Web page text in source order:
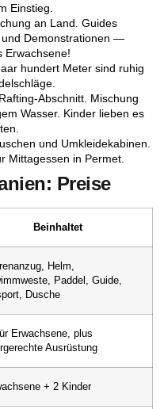
Einstieg.
an Land. Guides
Demonstrationen —
Erwachsene!
hundert Meter sind ruhig
Abschnitt. Mischung
Wasser. Kinder lieben es
und Umkleidekabinen.
Mittagessen in Permet.
Preise
Beinhaltet
Helm,
Paddel, Guide,
Dusche
Erwachsene, plus
Ausrüstung
+ 2 Kinder